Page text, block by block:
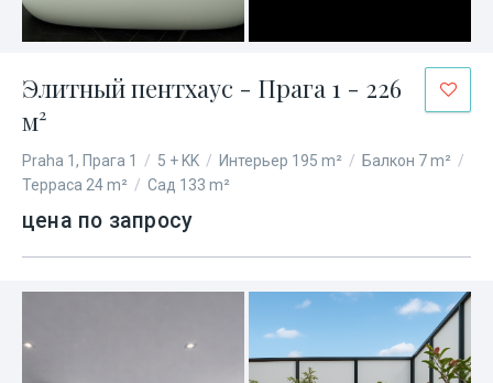
Элитный пентхаус - Прага 1 - 226
м²
Praha 1, Прага 1 / 5 + KK / Интерьер 195 m² / Балкон 7 m² /
Терраса 24 m² / Сад 133 m²
цена по запросу